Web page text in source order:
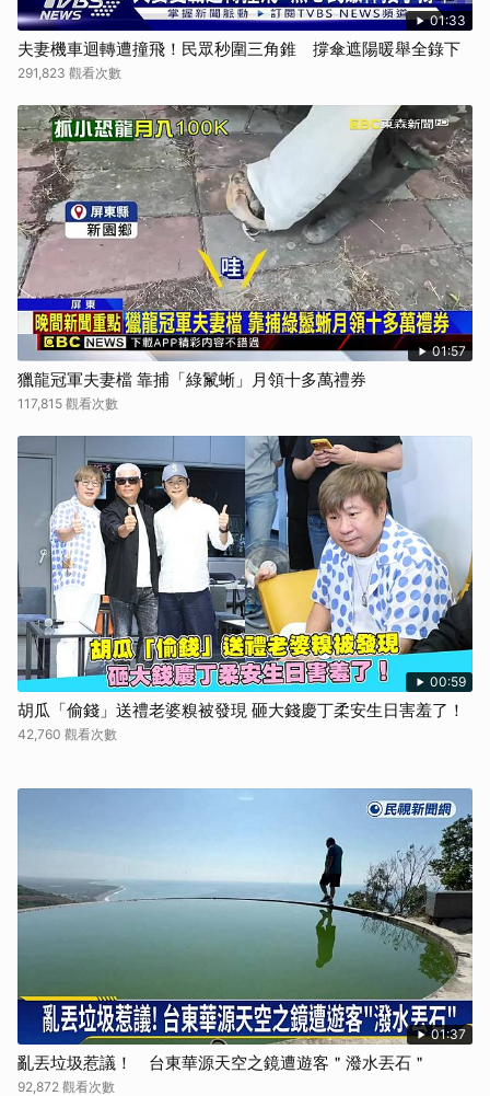
01:33
夫妻機車迴轉遭撞飛！民眾秒圍三角錐 撐傘遮陽暖舉全錄下
291,823 觀看次數
01:57
獵龍冠軍夫妻檔 靠捕「綠鬣蜥」月領十多萬禮券
117,815 觀看次數
00:59
胡瓜「偷錢」送禮老婆糗被發現 砸大錢慶丁柔安生日害羞了！
42,760 觀看次數
01:37
亂丟垃圾惹議！ 台東華源天空之鏡遭遊客＂潑水丟石＂
92,872 觀看次數